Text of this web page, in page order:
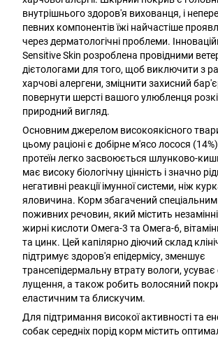
внутрішнього здоров'я вихованця, і
певних компонентів їжі найчастіше
через дерматологічні проблеми.
Sensitive Skin розроблена провідними
дієтологами для того, щоб виключити з
харчові алергени, зміцнити захисний
повернути шерсті вашого улюбленця
природний вигляд.
Основним джерелом високоякісного
цьому раціоні є добірне м'ясо лосося
протеїн легко засвоюється шлунково-
має високу біологічну цінність і значно
негативні реакції імунної системи, ніж
яловичина. Корм збагачений
поживних речовин, який містить
жирні кислоти Омега-3 та Омега-6,
та цинк. Цей капілярно діючий склад
підтримує здоров'я епідермісу, зменшує
трансепідермальну втрату вологи, усуває
лущення, а також робить волосяний
еластичним та блискучим.
Для підтримання високої активності та
собак середніх порід корм містить